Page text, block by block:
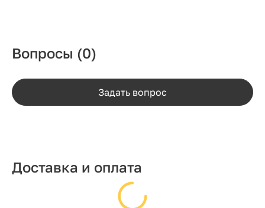
Вопросы (0)
Задать вопрос
Доставка и оплата